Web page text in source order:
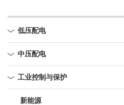
低压配电
中压配电
工业控制与保护
新能源